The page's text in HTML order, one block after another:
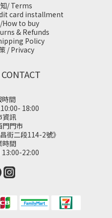
/ Terms
card installment
How to buy
& Refunds
Policy
/ Privacy
時間
18:00
資訊
門門市
街二段114-2號》
時間
22:00